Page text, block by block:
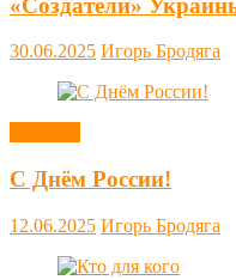
«Создатели»
30.06.2025 Игорь Бродяга
С Днём России!
12.06.2025 Игорь Бродяга